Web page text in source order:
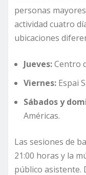
personas
actividad cuatro
ubicaciones
Jueves:Centro
Viernes: Espai
Sábados y
Américas.
Las sesiones de
21:00 horas y la
público asistente.